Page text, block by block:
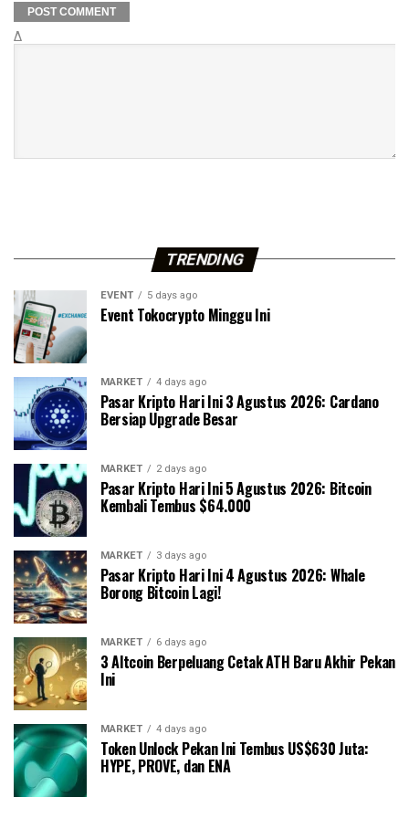
Δ
TRENDING
EVENT 5 days ago
Event Tokocrypto Minggu Ini
MARKET 4 days ago
Pasar Kripto Hari Ini 3 Agustus 2026: Cardano
Bersiap Upgrade Besar
MARKET 2 days ago
Pasar Kripto Hari Ini 5 Agustus 2026: Bitcoin
Kembali Tembus $64.000
MARKET 3 days ago
Pasar Kripto Hari Ini 4 Agustus 2026: Whale
Borong Bitcoin Lagi!
MARKET 6 days ago
3 Altcoin Berpeluang Cetak ATH Baru Akhir Pekan
Ini
MARKET 4 days ago
Token Unlock Pekan Ini Tembus US$630 Juta:
HYPE, PROVE, dan ENA